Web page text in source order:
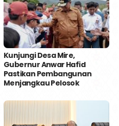
Kunjungi Desa Mire,
Gubernur Anwar Hafid
Pastikan Pembangunan
Menjangkau Pelosok